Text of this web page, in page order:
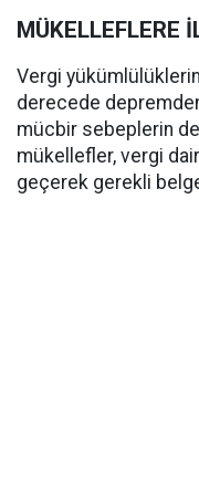
MÜKELLEFLERE
Vergi
derecede
mücbir sebeplerin
mükellefler, vergi
geçerek gerekli